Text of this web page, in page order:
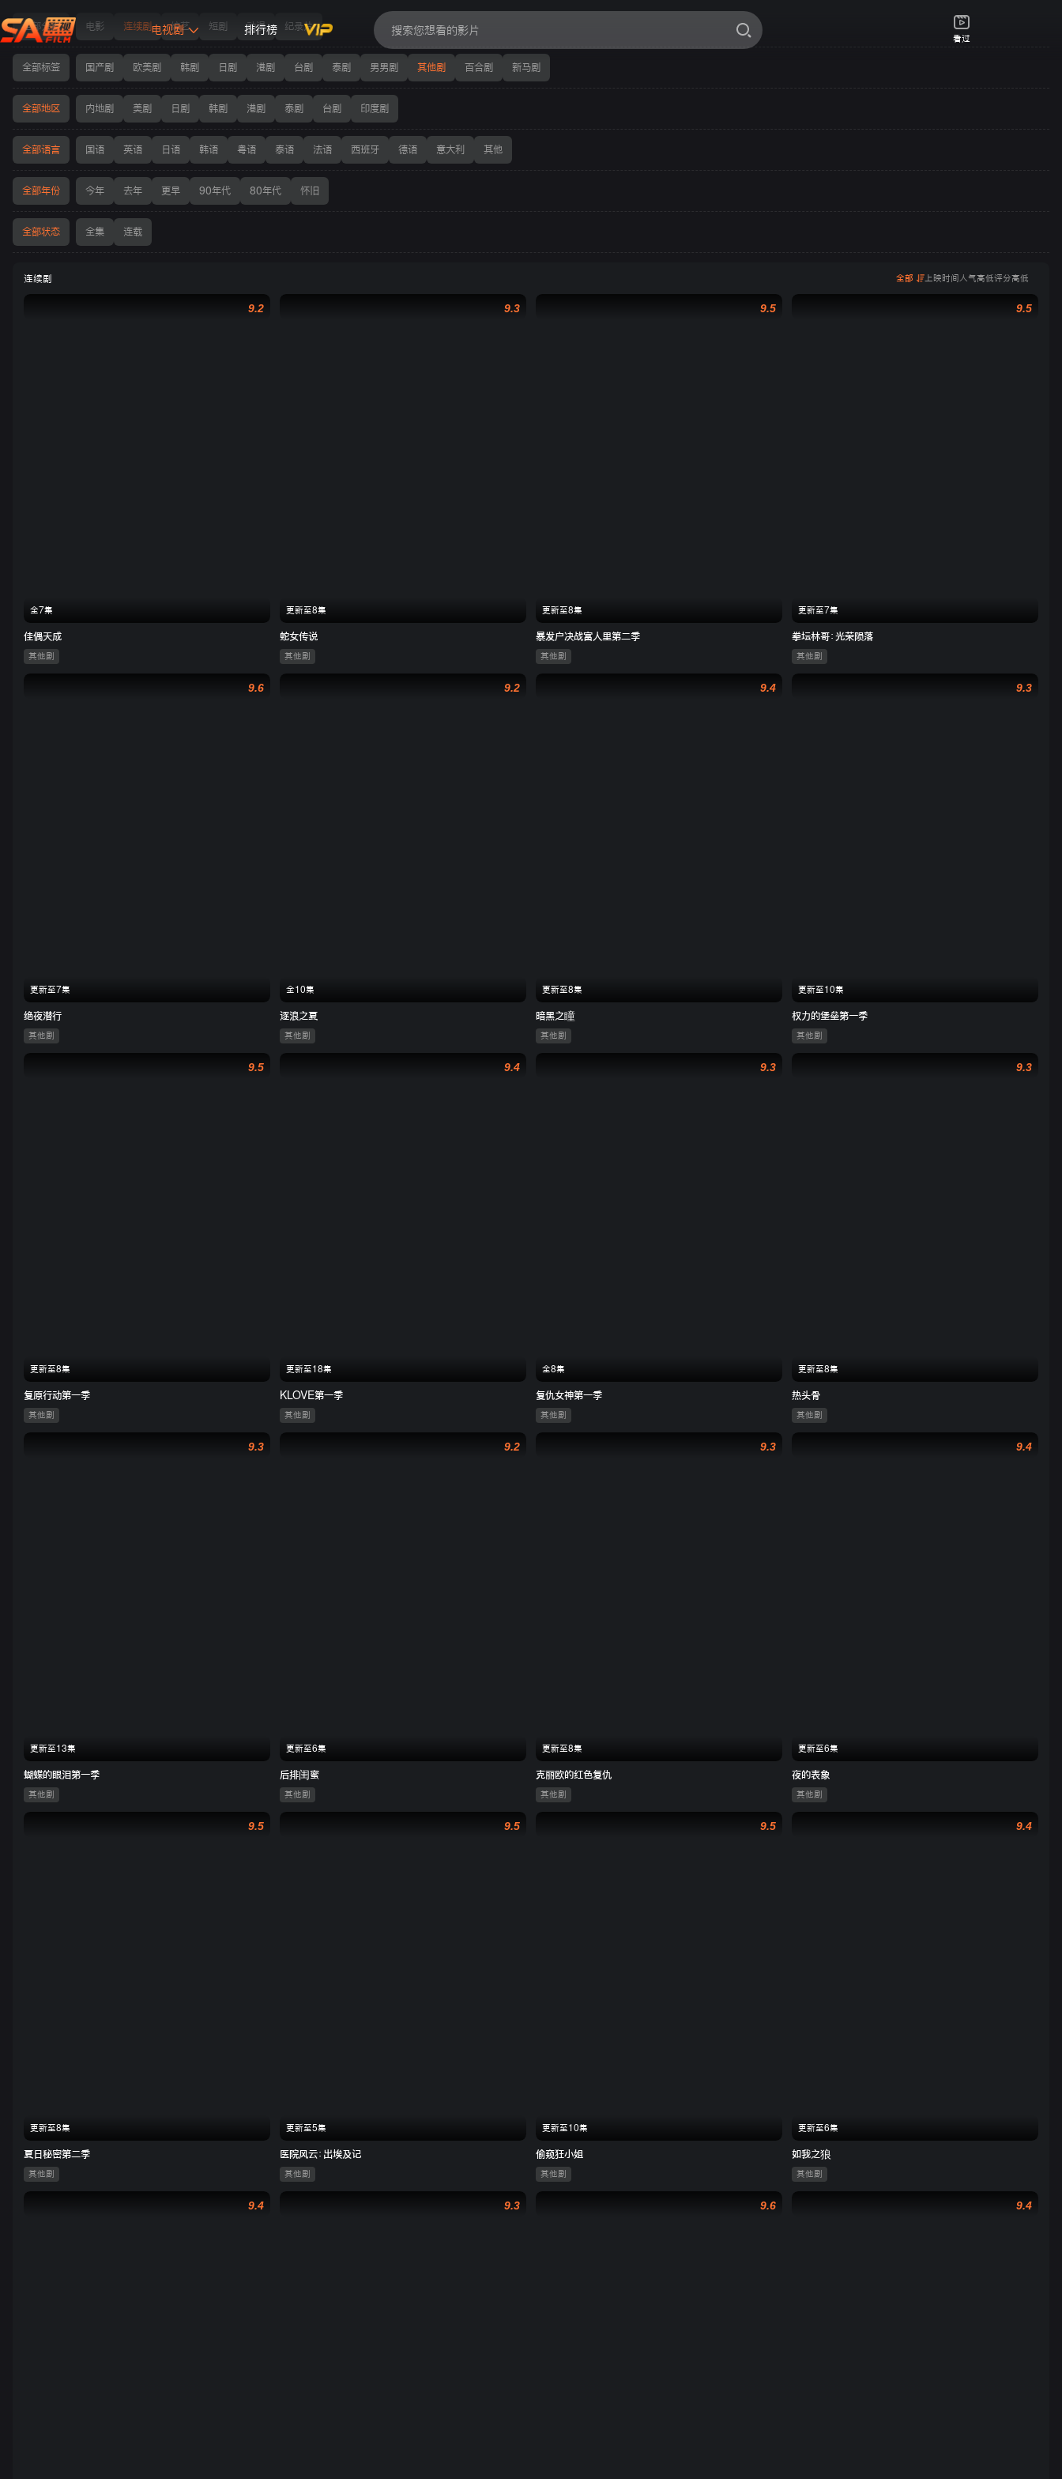
电视剧 排行榜
看过
全部分类 电影 连续剧 综艺 短剧 动漫 纪录片
全部标签 国产剧 欧美剧 韩剧 日剧 港剧 台剧 泰剧 男男剧 其他剧 百合剧 新马剧
全部地区 内地剧 美剧 日剧 韩剧 港剧 泰剧 台剧 印度剧
全部语言 国语 英语 日语 韩语 粤语 泰语 法语 西班牙 德语 意大利 其他
全部年份 今年 去年 更早 90年代 80年代 怀旧
全部状态 全集 连载
连续剧 全部 上映时间 人气高低评分高低
9.2
全7集
佳偶天成
其他剧
9.3
更新至8集
蛇女传说
其他剧
9.5
更新至8集
暴发户决战富人里第二季
其他剧
9.5
更新至7集
拳坛林哥：光荣陨落
其他剧
9.6
更新至7集
绝夜潜行
其他剧
9.2
全10集
逐浪之夏
其他剧
9.4
更新至8集
暗黑之瞳
其他剧
9.3
更新至10集
权力的堡垒第一季
其他剧
9.5
更新至8集
复原行动第一季
其他剧
9.4
更新至18集
KLOVE第一季
其他剧
9.3
全8集
复仇女神第一季
其他剧
9.3
更新至8集
热头骨
其他剧
9.3
更新至13集
蝴蝶的眼泪第一季
其他剧
9.2
更新至6集
后排闺蜜
其他剧
9.3
更新至8集
克丽欧的红色复仇
其他剧
9.4
更新至6集
夜的表象
其他剧
9.5
更新至8集
夏日秘密第二季
其他剧
9.5
更新至5集
医院风云：出埃及记
其他剧
9.5
更新至10集
偷窥狂小姐
其他剧
9.4
更新至6集
如我之狼
其他剧
9.4 9.3 9.6 9.4